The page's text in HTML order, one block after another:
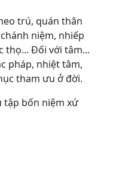
trú, quán thân
niệm, nhiếp
thọ... Ðối với tâm...
pháp, nhiệt tâm,
tham ưu ở đời.
tập bốn niệm xứ